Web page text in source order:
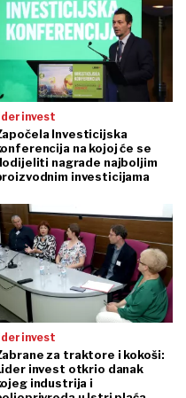
invest
Investicijska
na kojoj će se
nagrade najboljim
investicijama
invest
za traktore i kokoši:
invest otkrio danak
industrija i